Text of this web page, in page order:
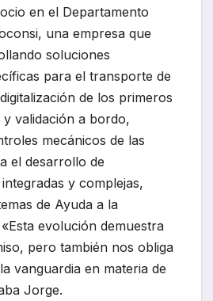
en el Departamento
una empresa que
soluciones
para el transporte de
de los primeros
y validación a bordo,
mecánicos de las
el desarrollo de
y complejas,
de Ayuda a la
evolución demuestra
pero también nos obliga
vanguardia en materia de
Jorge.